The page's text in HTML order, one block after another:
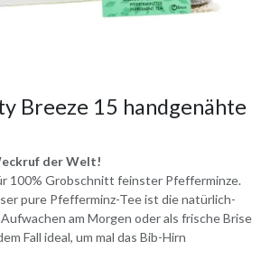
Breeze 15 handgenähte
der Welt!
100% Grobschnitt feinster Pfefferminze.
pure Pfefferminz-Tee ist die natürlich-
am Morgen oder als frische Brise
Fall ideal, um mal das Bib-Hirn